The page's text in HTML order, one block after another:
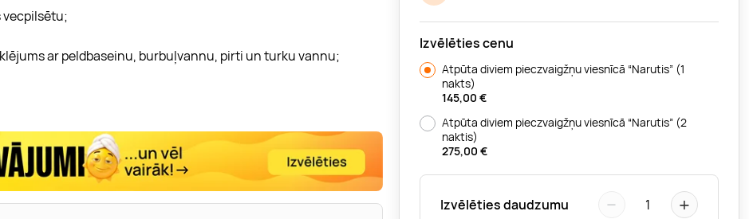
Izvēlēties cenu
Atpūta diviem pieczvaigžņu viesnīcā “Narutis” (1
nakts)
145,00 €
Atpūta diviem pieczvaigžņu viesnīcā “Narutis” (2
naktis)
275,00 €
Izvēlēties daudzumu − 1 +
vecpilsētu;
ar peldbaseinu, burbuļvannu, pirti un turku vannu;